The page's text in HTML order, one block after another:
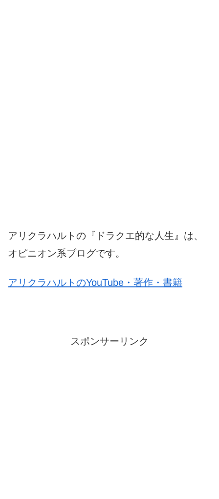
アリクラハルトの『ドラクエ的な人生』は、
オピニオン系ブログです。
アリクラハルトのYouTube・著作・書籍
スポンサーリンク